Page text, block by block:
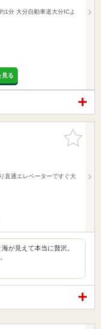
1分 大分自動車道大分ICよ
見る
お気に入
りに追加
直通エレベーターですぐ大
が見えて本当に贅沢。